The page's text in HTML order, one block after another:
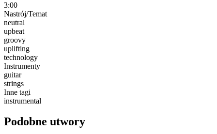
3:00
Nastrój/Temat
neutral
upbeat
groovy
uplifting
technology
Instrumenty
guitar
strings
Inne tagi
instrumental
Podobne utwory